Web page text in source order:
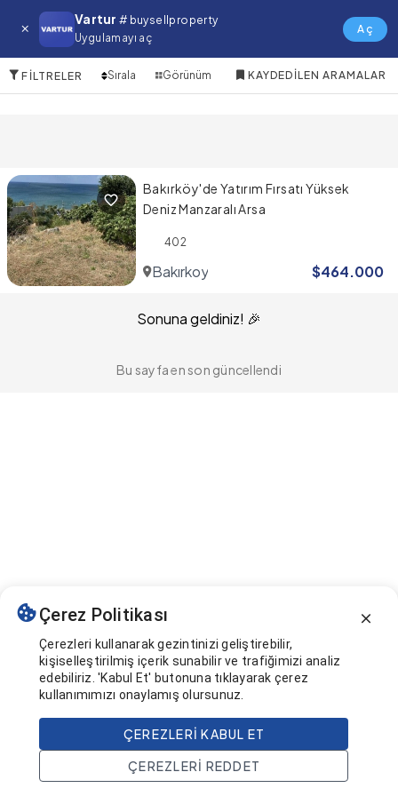
Vartur # buysellproperty
Uygulamayı aç
Aç
Bakırkoy Satılık Arsa
FILTRELER Sırala Görünüm KAYDEDILEN ARAMALAR
Bakırköy'de Yatırım Fırsatı Yüksek
Deniz Manzaralı Arsa
402
Bakırkoy $464.000
Sonuna geldiniz! 🎉
Bu sayfa en son güncellendi
Ana Sayfa Ara Projeler Hesap
Çerez Politikası
Çerezleri kullanarak gezintinizi geliştirebilir,
kişiselleştirilmiş içerik sunabilir ve trafiğimizi analiz
edebiliriz. 'Kabul Et' butonuna tıklayarak çerez
kullanımımızı onaylamış olursunuz.
ÇEREZLERI KABUL ET
ÇEREZLERI REDDET